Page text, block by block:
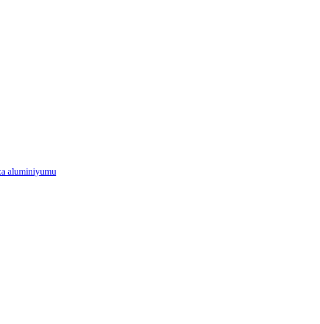
aluminiyumu